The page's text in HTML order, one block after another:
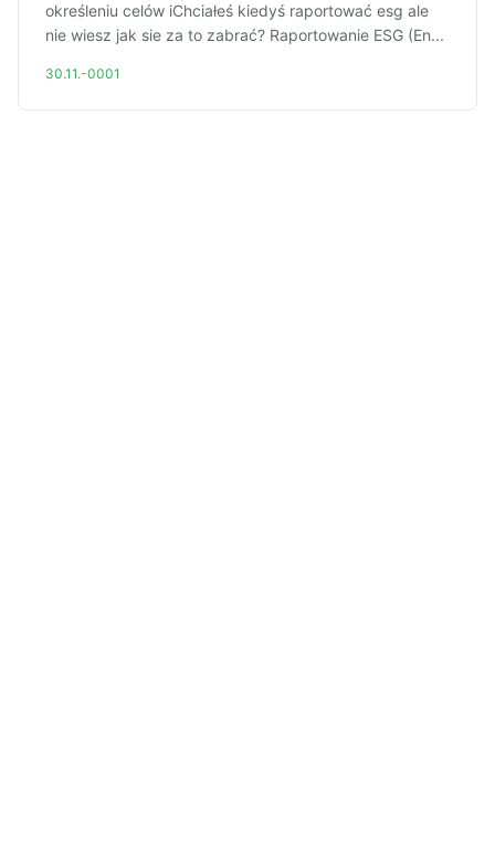
określeniu celów iChciałeś kiedyś raportować esg ale
nie wiesz jak sie za to zabrać? Raportowanie ESG (En...
30.11.-0001